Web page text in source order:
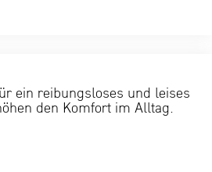
ein reibungsloses und leises
den Komfort im Alltag.